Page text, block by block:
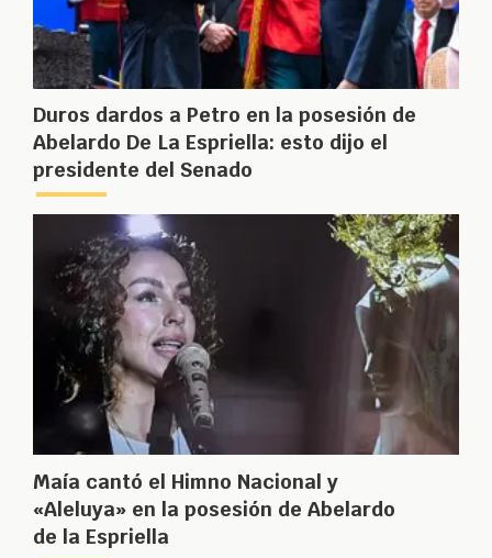
Duros dardos a Petro en la posesión de
Abelardo De La Espriella: esto dijo el
presidente del Senado
Maía cantó el Himno Nacional y
«Aleluya» en la posesión de Abelardo
de la Espriella